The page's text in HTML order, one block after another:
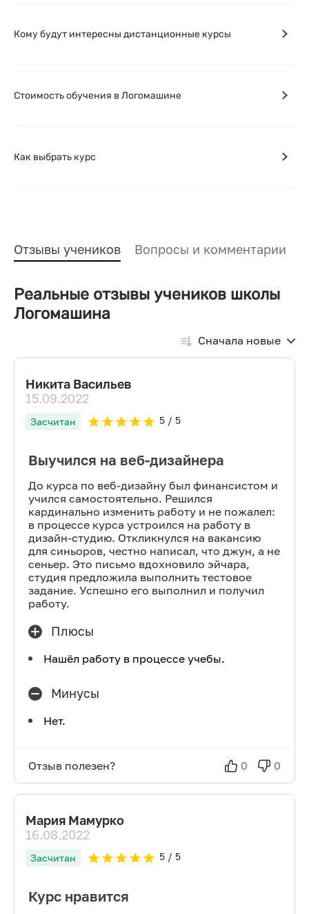
Кому будут интересны дистанционные курсы
Стоимость обучения в Логомашине
Как выбрать курс
Отзывы учеников Вопросы и комментарии
Реальные отзывы учеников школы
Логомашина
Сначала новые
Никита Васильев
15.09.2022
Засчитан 5/ 5
Выучился на веб-дизайнера
До курса по веб-дизайну был финансистом и
учился самостоятельно. Решился
кардинально изменить работу и не пожалел:
в процессе курса устроился на работу в
дизайн-студию. Откликнулся на вакансию
для синьоров, честно написал, что джун, а не
сеньер. Это письмо вдохновило эйчара,
студия предложила выполнить тестовое
задание. Успешно его выполнил и получил
работу.
Плюсы
Нашёл работу в процессе учебы.
Минусы
Нет.
Отзыв полезен? 0 0
Мария Мамурко
16.08.2022
Засчитан 5/ 5
Курс нравится